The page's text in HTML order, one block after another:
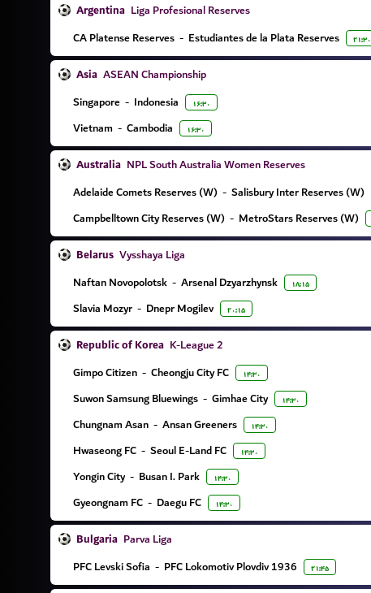
Argentina Liga Profesional Reserves
CA Platense Reserves - Estudiantes de la Plata Reserves ۲۱:۳۰
Asia ASEAN Championship
Singapore - Indonesia ۱۶:۳۰
Vietnam - Cambodia ۱۶:۳۰
Australia NPL South Australia Women Reserves
Adelaide Comets Reserves (W) - Salisbury Inter Reserves (W)
Campbelltown City Reserves (W) - MetroStars Reserves (W)
Belarus Vysshaya Liga
Naftan Novopolotsk - Arsenal Dzyarzhynsk ۱۸:۱۵
Slavia Mozyr - Dnepr Mogilev ۲۰:۱۵
Republic of Korea K-League 2
Gimpo Citizen - Cheongju City FC ۱۴:۳۰
Suwon Samsung Bluewings - Gimhae City ۱۴:۳۰
Chungnam Asan - Ansan Greeners ۱۴:۳۰
Hwaseong FC - Seoul E-Land FC ۱۴:۳۰
Yongin City - Busan I. Park ۱۴:۳۰
Gyeongnam FC - Daegu FC ۱۴:۳۰
Bulgaria Parva Liga
PFC Levski Sofia - PFC Lokomotiv Plovdiv 1936 ۲۱:۴۵